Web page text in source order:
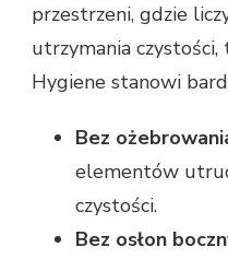
przestrzeni, gdzie
utrzymania
Hygiene stanowi
Bez
elementów
czystości.
Bez osłon